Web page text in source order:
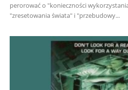
perorować o "konieczności
"zresetowania świata" i "przebudowy...